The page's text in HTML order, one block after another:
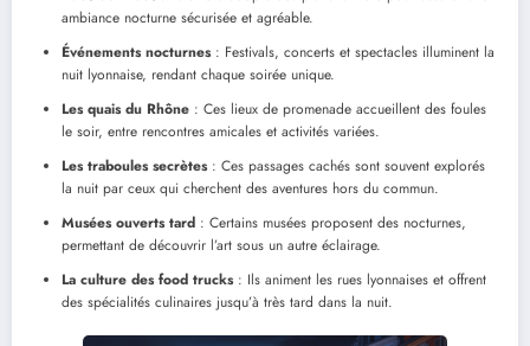
ambiance nocturne sécurisée et agréable.
Événements nocturnes: Festivals, concerts et spectacles illuminent la
nuit lyonnaise, rendant chaque soirée unique.
Les quais du Rhône : Ces lieux de promenade accueillent des foules
le soir, entre rencontres amicales et activités variées.
Les traboules secrètes: Ces passages cachés sont souvent explorés
la nuit par ceux qui cherchent des aventures hors du commun.
Musées ouverts tard : Certains musées proposent des nocturnes,
permettant de découvrir l’art sous un autre éclairage.
La culture des food trucks: Ils animent les rues lyonnaises et offrent
des spécialités culinaires jusqu’à très tard dans la nuit.